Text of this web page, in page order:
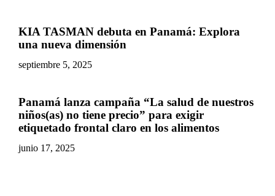
KIA TASMAN debuta en Panamá: Explora
una nueva dimensión
septiembre 5, 2025
Panamá lanza campaña “La salud de nuestros
niños(as) no tiene precio” para exigir
etiquetado frontal claro en los alimentos
junio 17, 2025